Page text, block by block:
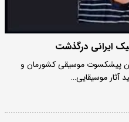
ایرانی درگذشت
پیشکسوت موسیقی کشورمان و
آثار موسیقایی…